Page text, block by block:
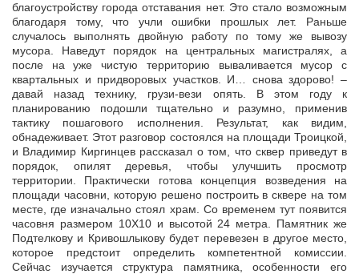
благоустройству города отставания нет. Это стало возможным
благодаря тому, что учли ошибки прошлых лет. Раньше
случалось выполнять двойную работу по тому же вывозу
мусора. Наведут порядок на центральных магистралях, а
после на уже чистую территорию вываливается мусор с
квартальных и придворовых участков. И… снова здорово! –
давай назад технику, грузи-вези опять. В этом году к
планированию подошли тщательно и разумно, применив
тактику пошагового исполнения. Результат, как видим,
обнадеживает. Этот разговор состоялся на площади Троицкой,
и Владимир Киргинцев рассказал о том, что сквер приведут в
порядок, опилят деревья, чтобы улучшить просмотр
территории. Практически готова концепция возведения на
площади часовни, которую решено построить в сквере на том
месте, где изначально стоял храм. Со временем тут появится
часовня размером 10X10 и высотой 24 метра. Памятник же
Подтелкову и Кривошлыкову будет перевезен в другое место,
которое предстоит определить компетентной комиссии.
Сейчас изучается структура памятника, особенности его